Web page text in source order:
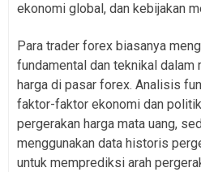
ekonomi global, dan kebijakan
Para trader forex biasanya
fundamental dan teknikal
harga di pasar forex. Analisis
faktor-faktor ekonomi dan
pergerakan harga mata uang,
menggunakan data historis
untuk memprediksi arah